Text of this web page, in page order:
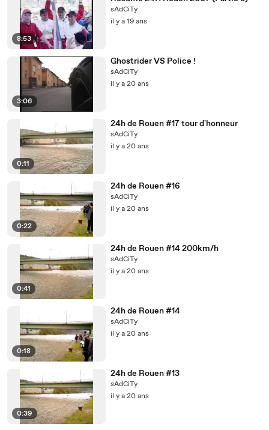
8:53
sAdCiTy
il y a 19 ans
3:06
Ghostrider VS Police !
sAdCiTy
il y a 20 ans
0:11
24h de Rouen #17 tour d'honneur
sAdCiTy
il y a 20 ans
0:22
24h de Rouen #16
sAdCiTy
il y a 20 ans
0:41
24h de Rouen #14 200km/h
sAdCiTy
il y a 20 ans
0:18
24h de Rouen #14
sAdCiTy
il y a 20 ans
0:39
24h de Rouen #13
sAdCiTy
il y a 20 ans